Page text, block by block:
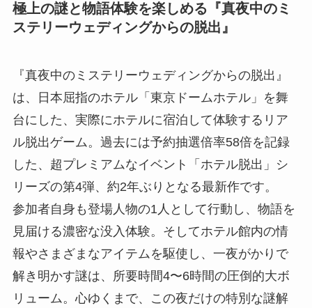
極上の謎と物語体験を楽しめる『真夜中のミ
ステリーウェディングからの脱出』
『真夜中のミステリーウェディングからの脱出』
は、日本屈指のホテル「東京ドームホテル」を舞
台にした、実際にホテルに宿泊して体験するリア
ル脱出ゲーム。過去には予約抽選倍率58倍を記録
した、超プレミアムなイベント「ホテル脱出」シ
リーズの第4弾、約2年ぶりとなる最新作です。
参加者自身も登場人物の1人として行動し、物語を
見届ける濃密な没入体験。そしてホテル館内の情
報やさまざまなアイテムを駆使し、一夜がかりで
解き明かす謎は、所要時間4〜6時間の圧倒的大ボ
リューム。心ゆくまで、この夜だけの特別な謎解